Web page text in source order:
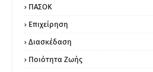
ΠΑΣΟΚ
Επιχείρηση
Διασκέδαση
Ποιότητα Ζωής